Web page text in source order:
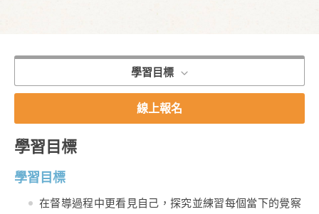
學習目標
線上報名
學習目標
學習目標
在督導過程中更看見自己，探究並練習每個當下的覺察